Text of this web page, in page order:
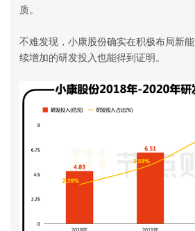
质。
不难发现，小康股份确实在积极布局新
续增加的研发投入也能得到证明。